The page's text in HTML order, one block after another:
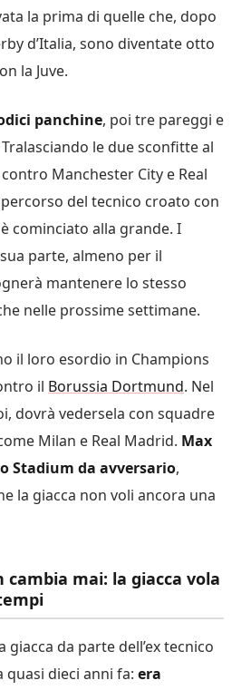
la prima di quelle che, dopo
d’Italia, sono diventate otto
la Juve.
panchine, poi tre pareggi e
le due sconfitte al
Manchester City e Real
del tecnico croato con
cominciato alla grande. I
parte, almeno per il
mantenere lo stesso
nelle prossime settimane.
il loro esordio in Champions
il Borussia Dortmund. Nel
dovrà vedersela con squadre
Milan e Real Madrid. Max
Stadium da avversario,
la giacca non voli ancora una
cambia mai: la giacca vola
da parte dell’ex tecnico
quasi dieci anni fa: era